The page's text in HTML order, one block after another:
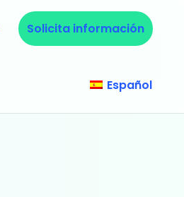
Solicita información
Español